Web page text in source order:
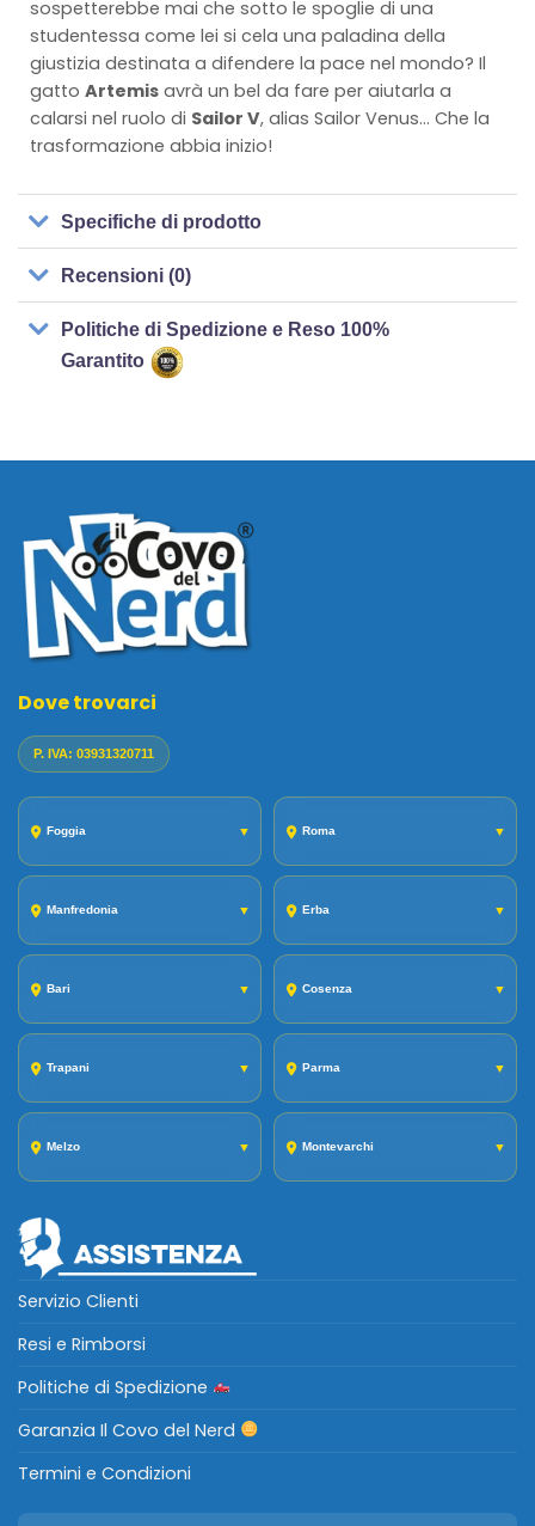
sospetterebbe mai che sotto le spoglie di una
studentessa come lei si cela una paladina della
giustizia destinata a difendere la pace nel mondo? Il
gatto Artemis avrà un bel da fare per aiutarla a
calarsi nel ruolo di Sailor V, alias Sailor Venus… Che la
trasformazione abbia inizio!
Specifiche di prodotto
Recensioni (0)
Politiche di Spedizione e Reso 100%
Garantito
Dove trovarci
P. IVA: 03931320711
Foggia ▼ Roma ▼
Manfredonia ▼ Erba ▼
Bari ▼ Cosenza ▼
Trapani ▼ Parma ▼
Melzo ▼ Montevarchi ▼
Servizio Clienti
Resi e Rimborsi
Politiche di Spedizione
Garanzia Il Covo del Nerd
Termini e Condizioni